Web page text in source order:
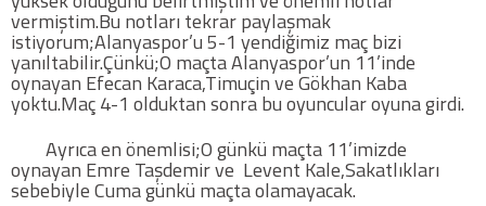
vermiştim.Bu notları tekrar paylaşmak
istiyorum;Alanyaspor’u 5-1 yendiğimiz maç bizi
yanıltabilir.Çünkü;O maçta Alanyaspor’un 11’inde
oynayan Efecan Karaca,Timuçin ve Gökhan Kaba
yoktu.Maç 4-1 olduktan sonra bu oyuncular oyuna girdi.
Ayrıca en önemlisi;O günkü maçta 11’imizde
oynayan Emre Taşdemir ve Levent Kale,Sakatlıkları
sebebiyle Cuma günkü maçta olamayacak.